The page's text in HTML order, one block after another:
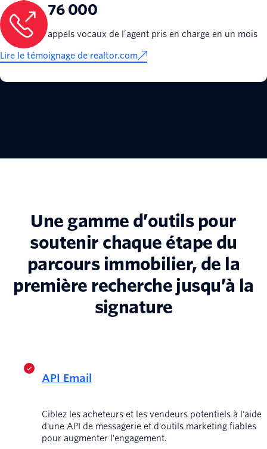
76 000
appels vocaux de l’agent pris en charge en un mois
Lire le témoignage de realtor.com
Une gamme d’outils pour
soutenir chaque étape du
parcours immobilier, de la
première recherche jusqu’à la
signature
API Email
Ciblez les acheteurs et les vendeurs potentiels à l'aide
d'une API de messagerie et d'outils marketing fiables
pour augmenter l'engagement.